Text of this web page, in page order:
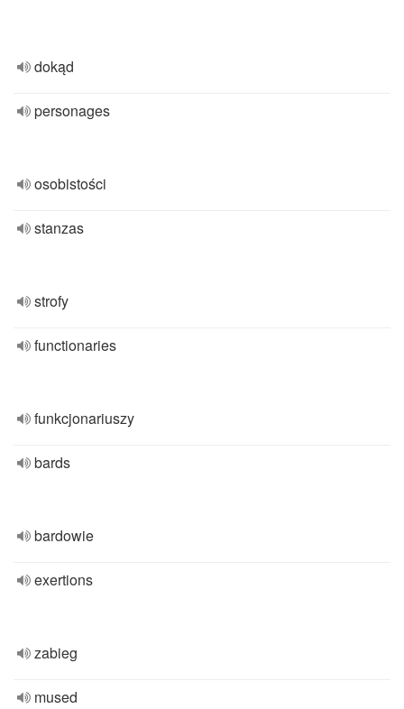
dokąd
personages
osobistości
stanzas
strofy
functionaries
funkcjonariuszy
bards
bardowie
exertions
zabieg
mused